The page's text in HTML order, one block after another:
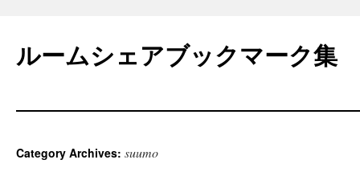
content
ルームシェアブックマーク集
Category Archives: suumo